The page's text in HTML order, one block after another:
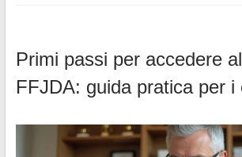
Primi passi per accedere
FFJDA: guida pratica per i